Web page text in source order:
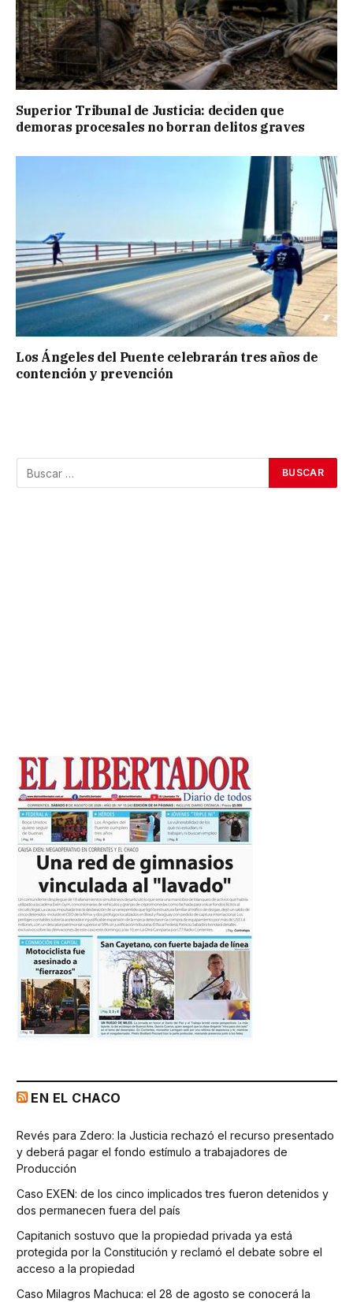
Superior Tribunal de Justicia: deciden que
demoras procesales no borran delitos graves
Los Ángeles del Puente celebrarán tres años de
contención y prevención
EN EL CHACO
Revés para Zdero: la Justicia rechazó el recurso presentado
y deberá pagar el fondo estímulo a trabajadores de
Producción
Caso EXEN: de los cinco implicados tres fueron detenidos y
dos permanecen fuera del país
Capitanich sostuvo que la propiedad privada ya está
protegida por la Constitución y reclamó el debate sobre el
acceso a la propiedad
Caso Milagros Machuca: el 28 de agosto se conocerá la